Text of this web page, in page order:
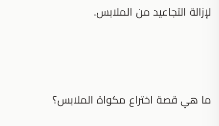
لإزالة التجاعيد من الملابس.
ما هي قصة اختراع مكواة الملابس؟